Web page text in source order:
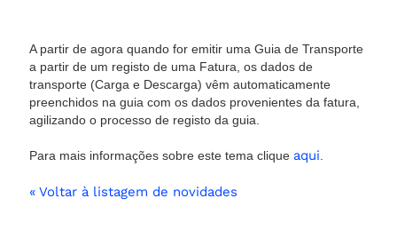
A partir de agora quando for emitir uma Guia de Transporte
a partir de um registo de uma Fatura, os dados de
transporte (Carga e Descarga) vêm automaticamente
preenchidos na guia com os dados provenientes da fatura,
agilizando o processo de registo da guia.
Para mais informações sobre este tema clique aqui
« Voltar à listagem de novidades